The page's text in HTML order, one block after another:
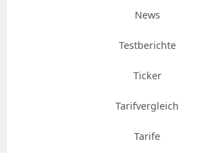
News
Testberichte
Ticker
Tarifvergleich
Tarife